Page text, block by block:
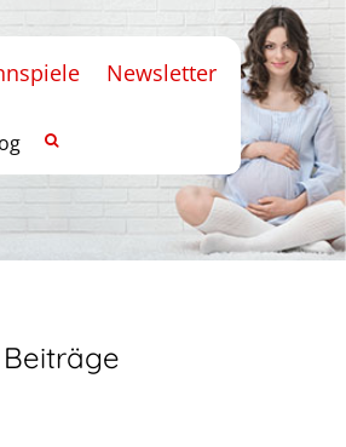
Newsletter